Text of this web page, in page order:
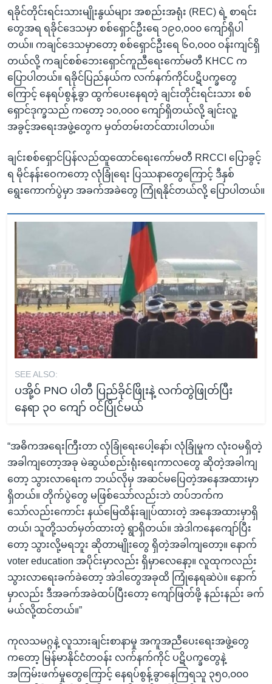
ရခိုင်တိုင်းရင်းသားမျိုးနွယ်များ အစည်းအရုံး (REC) ရဲ့ စာရင်း
တွေအရ ရခိုင်ဒေသမှာ စစ်ရှောင်ဦးရေ ၁၉၀,၀၀၀ ကျော်ရှိပါ
တယ်။ ကချင်ဒေသမှာတော့ စစ်ရှောင်ဦးရေ ၆၀,၀၀၀ ဝန်းကျင်ရှိ
တယ်လို့ ကချင်စစ်ဘေးရှောင်ကူညီရေးကော်မတီ KHCC က
ပြောပါတယ်။ ရခိုင်ပြည်နယ်က လက်နက်ကိုင်ပဋိပက္ခတွေ
ကြောင့် နေရပ်စွန့်ခွာ ထွက်ပေးနေရတဲ့ ချင်းတိုင်းရင်းသား စစ်
ရှောင်ဒုက္ခသည် ကတော့ ၁၀,၀၀၀ ကျော်ရှိတယ်လို့ ချင်းလူ့
အခွင့်အရေးအဖွဲ့တွေက မှတ်တမ်းတင်ထားပါတယ်။
ချင်းစစ်ရှောင်ပြန်လည်ထူထောင်ရေးကော်မတီ RRCCI ပြောခွင့်
ရ မိုင်နန်းဝေကတော့ လုံခြုံရေး ပြဿနာတွေကြောင့် ဒီနှစ်
ရွေးကောက်ပွဲမှာ အခက်အခဲတွေ ကြုံရနိုင်တယ်လို့ ပြောပါတယ်။
SEE ALSO:
ပအို့ဝ် PNO ပါတီ ပြည်ခိုင်ဖြိုးနဲ့ လက်တွဲဖြုတ်ပြီး
နေရာ ၃၀ ကျော် ဝင်ပြိုင်မယ်
“အဓိကအရေးကြီးတာ လုံခြုံရေးပေါ့နော်၊ လုံခြုံမှုက လုံးဝမရှိတဲ့
အခါကျတော့အခု မဲဆွယ်စည်းရုံးရေးကာလတွေ ဆိုတဲ့အခါကျ
တော့ သွားလာရေးက ဘယ်လိုမှ အဆင်မပြေတဲ့အနေအထားမှာ
ရှိတယ်။ တိုက်ပွဲတွေ မဖြစ်သော်လည်းဘဲ တပ်ဘက်က
သော်လည်းကောင်း နယ်မြေထိန်းချုပ်ထားတဲ့ အနေအထားမှာရှိ
တယ်၊ သူတို့သတ်မှတ်ထားတဲ့ ရွာရှိတယ်။ အဲဒါကနေကျော်ပြီး
တော့ သွားလို့မရဘူး ဆိုတာမျိုးတွေ ရှိတဲ့အခါကျတော့။ နောက်
voter education အပိုင်းမှာလည်း ရှိမှာလေနော့။ လူထုကလည်း
သွားလာရေးခက်ခဲတော့ အဲဒါတွေအခုထိ ကြုံနေရဆဲပဲ။ နောက်
မှာလည်း ဒီအခက်အခဲထပ်ပြီးတော့ ကျော်ဖြတ်ဖို့ နည်းနည်း ခက်
မယ်လို့ထင်တယ်။”
ကုလသမဂ္ဂနဲ့ လူသားချင်းစာနာမှု အကူအညီပေးရေးအဖွဲ့တွေ
ကတော့ မြန်မာနိုင်ငံတဝန်း လက်နက်ကိုင် ပဋိပက္ခတွေနဲ့
အကြမ်းဖက်မှုတွေကြောင့် နေရပ်စွန့်ခွာနေကြရသူ ၃၅၀,၀၀၀